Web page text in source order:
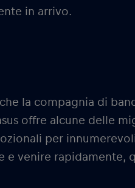
in arrivo.
la compagnia di
offre alcune delle
per
e venire rapidamente,